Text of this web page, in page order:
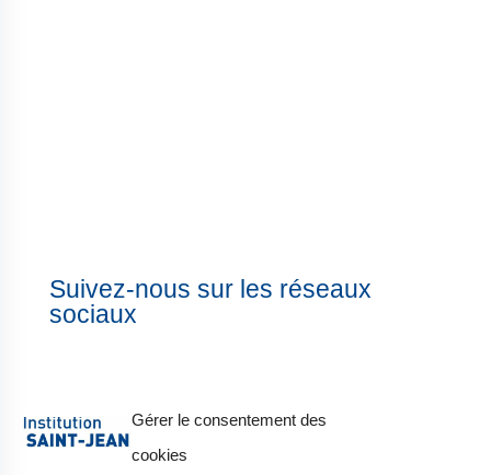
Gérer le consentement des
cookies
Suivez-nous sur les réseaux
sociaux